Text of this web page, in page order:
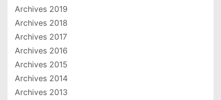
Archives 2019
Archives 2018
Archives 2017
Archives 2016
Archives 2015
Archives 2014
Archives 2013